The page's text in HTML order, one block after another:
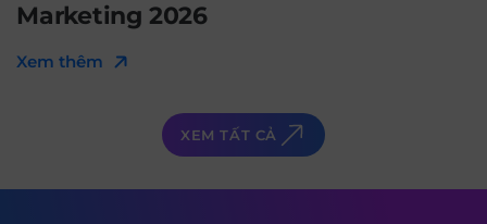
Marketing 2026
Xem thêm
XEM TẤT CẢ